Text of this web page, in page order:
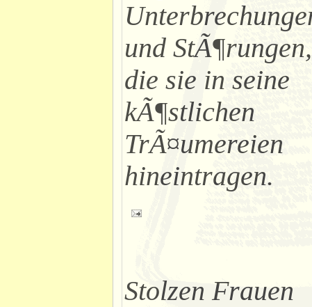
und StÃ¶rungen,
die sie in seine
kÃ¶stlichen
TrÃ¤umereien
hineintragen.
Stolzen Frauen